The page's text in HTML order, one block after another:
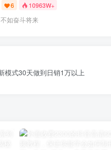
6 10963W+
如奋斗将来
模式30天做到日销1万以上